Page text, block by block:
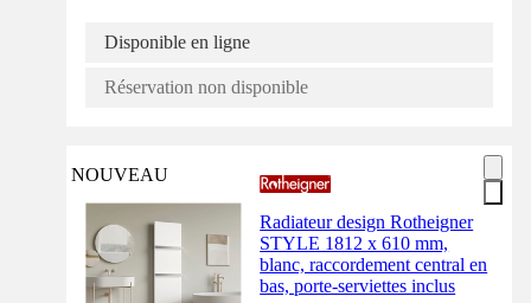
Disponible en ligne
Réservation non disponible
NOUVEAU
Radiateur design Rotheigner
STYLE 1812 x 610 mm,
blanc, raccordement central en
bas, porte-serviettes inclus